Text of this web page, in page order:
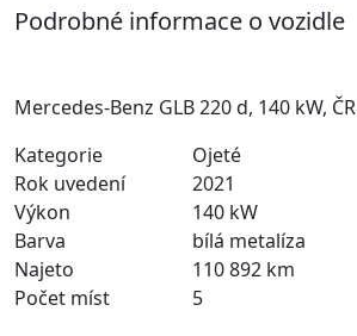
Podrobné informace o vozidle
Mercedes-Benz GLB 220 d, 140 kW, ČR
Kategorie
Ojeté
Rok uvedení
2021
Výkon
140 kW
Barva
bílá metalíza
Najeto
110 892 km
Počet míst
5